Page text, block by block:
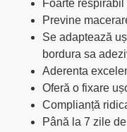
Foarte
Previne
Se adaptează
bordura sa
Aderenta
Oferă o fixare
Complianță
Până la 7 zile